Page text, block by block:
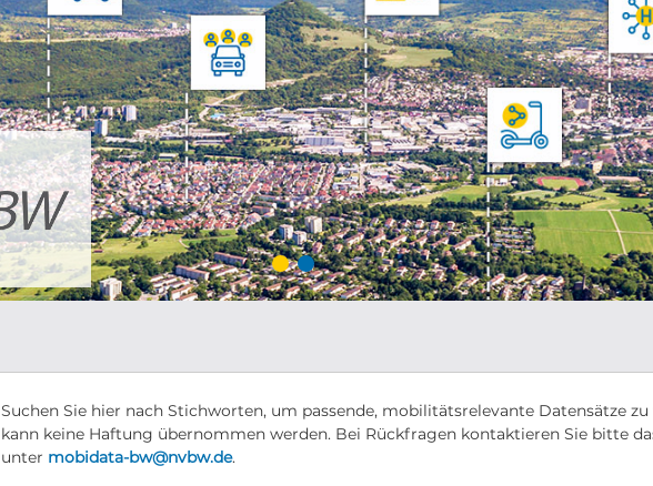
Suchen Sie hier nach Stichworten, um passende, mobilitätsrelevante Datensätze
kann keine Haftung übernommen werden. Bei Rückfragen kontaktieren Sie bitte
unter mobidata-bw@nvbw.de.